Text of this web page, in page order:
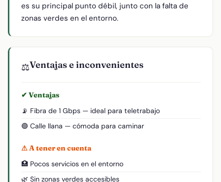
es su principal punto débil, junto con la falta de
zonas verdes en el entorno.
⚖️Ventajas e inconvenientes
✔ Ventajas
📡 Fibra de 1 Gbps — ideal para teletrabajo
🟢 Calle llana — cómoda para caminar
⚠ A tener en cuenta
🏥 Pocos servicios en el entorno
🌿 Sin zonas verdes accesibles